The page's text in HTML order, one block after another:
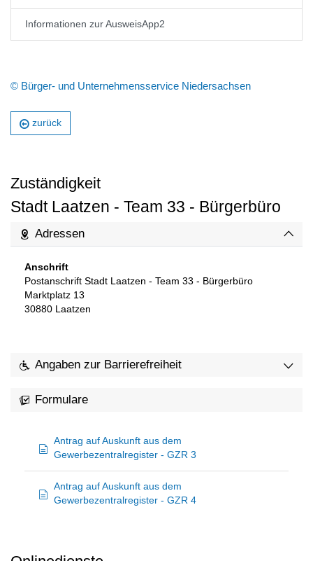
Informationen zur AusweisApp2
© Bürger- und Unternehmensservice Niedersachsen
zurück
Zuständigkeit
Stadt Laatzen - Team 33 - Bürgerbüro
Adressen
Anschrift
Postanschrift Stadt Laatzen - Team 33 - Bürgerbüro
Marktplatz 13
30880 Laatzen
Angaben zur Barrierefreiheit
Formulare
Antrag auf Auskunft aus dem
Gewerbezentralregister - GZR 3
Antrag auf Auskunft aus dem
Gewerbezentralregister - GZR 4